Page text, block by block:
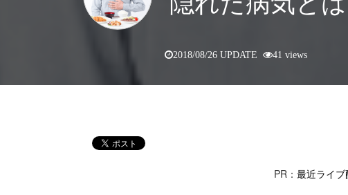
2018/08/26 UPDATE 41 views
PR： 最近ライブ